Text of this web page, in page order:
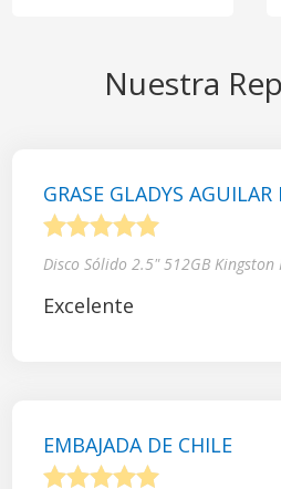
Nuestra
GRASE GLADYS
Disco Sólido 2.5" 512GB Kingston
Excelente
EMBAJADA DE CHILE